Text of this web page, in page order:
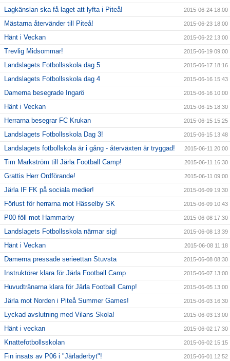
Lagkänslan ska få laget att lyfta i Piteå! 2015-06-24 18:00
Mästarna återvänder till Piteå! 2015-06-23 18:00
Hänt i Veckan 2015-06-22 13:00
Trevlig Midsommar! 2015-06-19 09:00
Landslagets Fotbollsskola dag 5 2015-06-17 18:16
Landslagets Fotbollsskola dag 4 2015-06-16 15:43
Damerna besegrade Ingarö 2015-06-16 10:00
Hänt i Veckan 2015-06-15 18:30
Herrarna besegrar FC Krukan 2015-06-15 15:25
Landslagets Fotbollsskola Dag 3! 2015-06-15 13:48
Landslagets fotbollskola är i gång - återväxten är tryggad! 2015-06-11 20:00
Tim Markström till Järla Football Camp! 2015-06-11 16:30
Grattis Herr Ordförande! 2015-06-11 09:00
Järla IF FK på sociala medier! 2015-06-09 19:30
Förlust för herrarna mot Hässelby SK 2015-06-09 10:43
P00 föll mot Hammarby 2015-06-08 17:30
Landslagets Fotbollsskola närmar sig! 2015-06-08 13:39
Hänt i Veckan 2015-06-08 11:18
Damerna pressade serieettan Stuvsta 2015-06-08 08:30
Instruktörer klara för Järla Football Camp 2015-06-07 13:00
Huvudtränarna klara för Järla Football Camp! 2015-06-05 13:00
Järla mot Norden i Piteå Summer Games! 2015-06-03 16:30
Lyckad avslutning med Vilans Skola! 2015-06-03 13:00
Hänt i veckan 2015-06-02 17:30
Knattefotbollsskolan 2015-06-02 15:15
Fin insats av P06 i "Järladerbyt"! 2015-06-01 12:52